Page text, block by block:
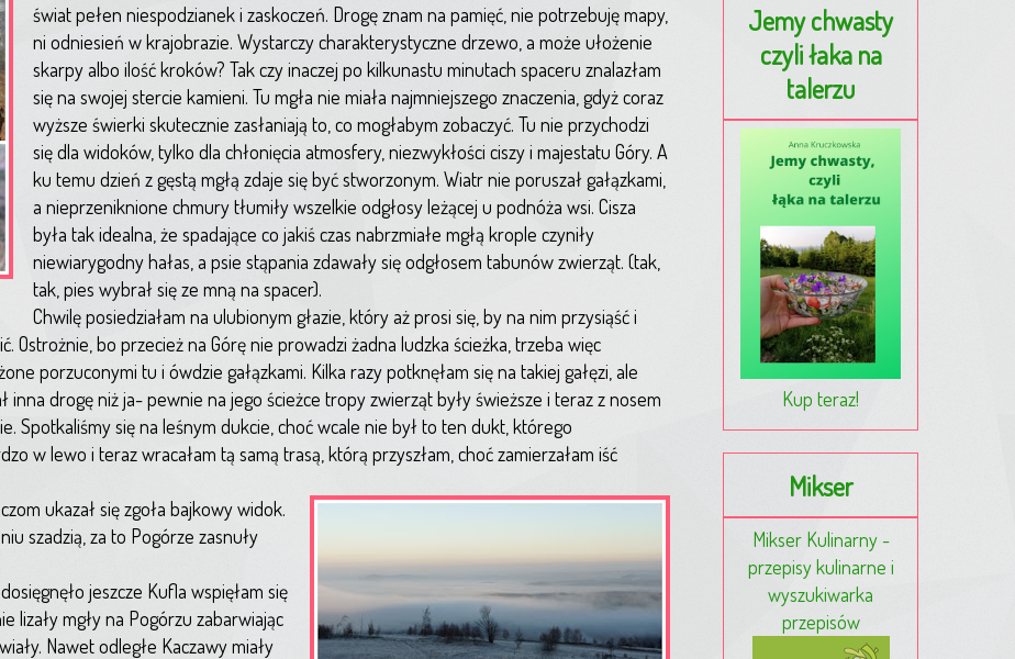
świat pełen niespodzianek i zaskoczeń. Drogę znam na pamięć, nie potrzebuję mapy,
ni odniesień w krajobrazie. Wystarczy charakterystyczne drzewo, a może ułożenie
skarpy albo ilość kroków? Tak czy inaczej po kilkunastu minutach spaceru znalazłam
się na swojej stercie kamieni. Tu mgła nie miała najmniejszego znaczenia, gdyż coraz
wyższe świerki skutecznie zasłaniają to, co mogłabym zobaczyć. Tu nie przychodzi
się dla widoków, tylko dla chłonięcia atmosfery, niezwykłości ciszy i majestatu Góry. A
ku temu dzień z gęstą mgłą zdaje się być stworzonym. Wiatr nie poruszał gałązkami,
a nieprzeniknione chmury tłumiły wszelkie odgłosy leżącej u podnóża wsi. Cisza
była tak idealna, że spadające co jakiś czas nabrzmiałe mgłą krople czyniły
niewiarygodny hałas, a psie stąpania zdawały się odgłosem tabunów zwierząt. (tak,
tak, pies wybrał się ze mną na spacer).
Chwilę posiedziałam na ulubionym głazie, który aż prosi się, by na nim przysiąść i
Ostrożnie, bo przecież na Górę nie prowadzi żadna ludzka ścieżka, trzeba więc
porzuconymi tu i ówdzie gałązkami. Kilka razy potknęłam się na takiej gałęzi, ale
inna drogę niż ja- pewnie na jego ścieżce tropy zwierząt były świeższe i teraz z nosem
Spotkaliśmy się na leśnym dukcie, choć wcale nie był to ten dukt, którego
w lewo i teraz wracałam tą samą trasą, którą przyszłam, choć zamierzałam iść
ukazał się zgoła bajkowy widok.
szadzią, za to Pogórze zasnuły
jeszcze Kufla wspięłam się
lizały mgły na Pogórzu zabarwiając
Nawet odległe Kaczawy miały
Jemy chwasty
czyli łaka na
talerzu
Kup teraz!
Mikser
Mikser Kulinarny -
przepisy kulinarne i
wyszukiwarka
przepisów